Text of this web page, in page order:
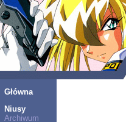
Główna
Niusy
Archiwum